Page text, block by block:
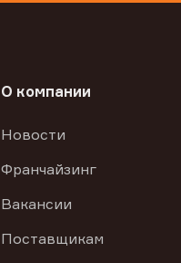
О компании
Новости
Франчайзинг
Вакансии
Поставщикам